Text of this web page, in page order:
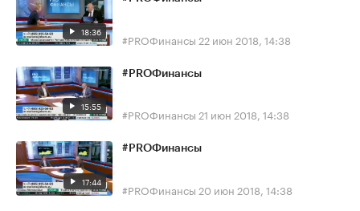
18:36 #PROФинансы 22 июн 2018, 14:38
15:55
#PROФинансы
#PROФинансы 21 июн 2018, 14:38
17:44
#PROФинансы
#PROФинансы 20 июн 2018, 14:38